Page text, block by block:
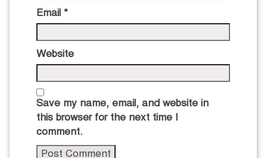
Email *
Website
Save my name, email, and website in
this browser for the next time I
comment.